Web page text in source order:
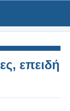
επειδή